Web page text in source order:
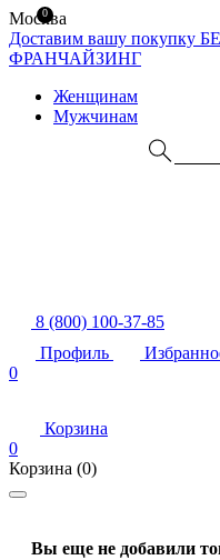
Москва
Доставим вашу покупку
ФРАНЧАЙЗИНГ
Женщинам
Мужчинам
8 (800) 100-37-85
Профиль
0
Корзина
0
Корзина (0)
Вы еще не добавили
0